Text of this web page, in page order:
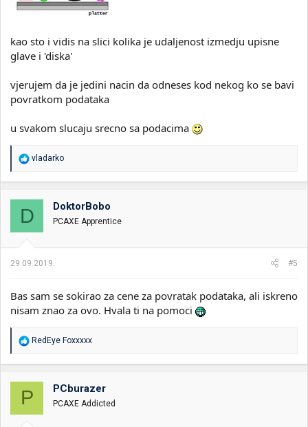
kao sto i vidis na slici kolika je udaljenost izmedju upisne
glave i 'diska'
vjerujem da je jedini nacin da odneses kod nekog ko se bavi
povratkom podataka
u svakom slucaju srecno sa podacima
R
a
o
v
a
n
:
vladarko
D DoktorBobo
PCAXE Apprentice
29.09.2019. #5
Bas sam se sokirao za cene za povratak podataka, ali iskreno
nisam znao za ovo. Hvala ti na pomoci
R
o
v
n
RedEye Foxxxxx
P PCburazer
PCAXE Addicted